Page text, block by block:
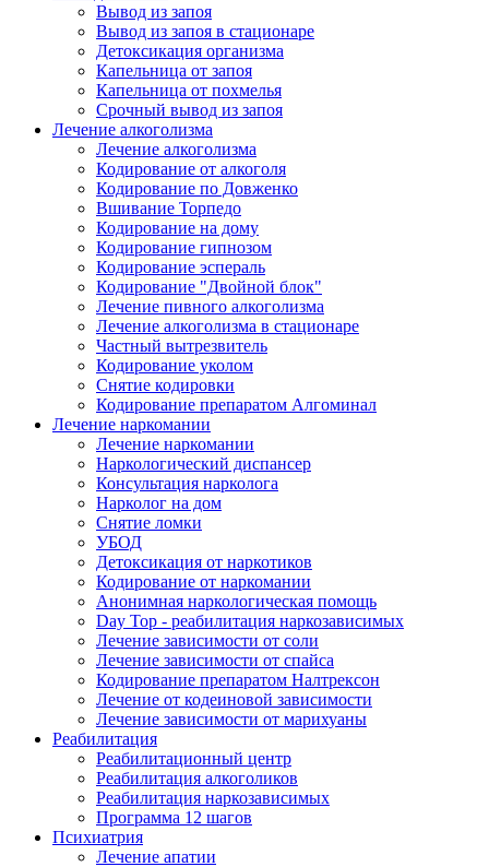
Вывод из запоя
Вывод из запоя в стационаре
Детоксикация организма
Капельница от запоя
Капельница от похмелья
Срочный вывод из запоя
Лечение алкоголизма
Лечение алкоголизма
Кодирование от алкоголя
Кодирование по Довженко
Вшивание Торпедо
Кодирование на дому
Кодирование гипнозом
Кодирование эспераль
Кодирование "Двойной блок"
Лечение пивного алкоголизма
Лечение алкоголизма в стационаре
Частный вытрезвитель
Кодирование уколом
Снятие кодировки
Кодирование препаратом Алгоминал
Лечение наркомании
Лечение наркомании
Наркологический диспансер
Консультация нарколога
Нарколог на дом
Снятие ломки
УБОД
Детоксикация от наркотиков
Кодирование от наркомании
Анонимная наркологическая помощь
Day Top - реабилитация наркозависимых
Лечение зависимости от соли
Лечение зависимости от спайса
Кодирование препаратом Налтрексон
Лечение от кодеиновой зависимости
Лечение зависимости от марихуаны
Реабилитация
Реабилитационный центр
Реабилитация алкоголиков
Реабилитация наркозависимых
Программа 12 шагов
Психиатрия
Лечение апатии